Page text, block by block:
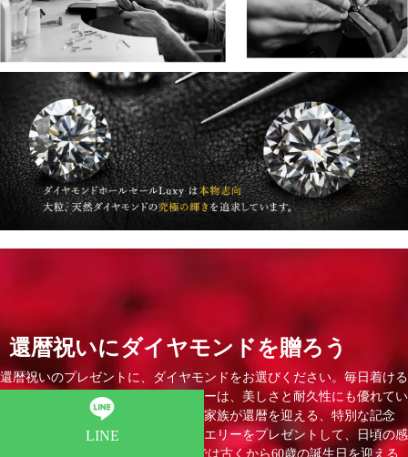
還暦祝いにダイヤモンドを贈ろう
還暦祝いのプレゼントに、ダイヤモンドをお選びください。毎日着ける
ことができるダイヤモンドジュエリーは、美しさと耐久性にも優れてい
ます。職場でお世話になった方やご家族が還暦を迎える、特別な記念
日。愛情を込めたダイヤモンドジュエリーをプレゼントして、日頃の感
謝の気持ちを伝えましょう。 日本では古くから60歳の誕生日を迎える
LINE